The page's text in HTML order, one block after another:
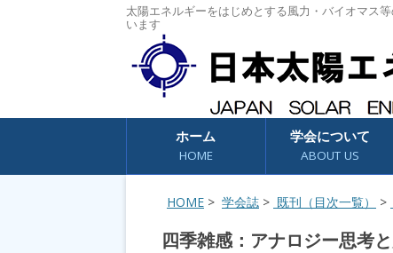
太陽エネルギーをはじめとする風力・バイオマス
います
コンテンツへスキップ
ホーム
HOME
学会について
ABOUT US
HOME > 学会誌 > 既刊（目次一覧） >
四季雑感：アナロジー思考